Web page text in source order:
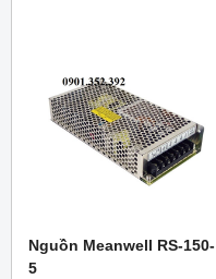
Nguồn Meanwell RS-150-
5